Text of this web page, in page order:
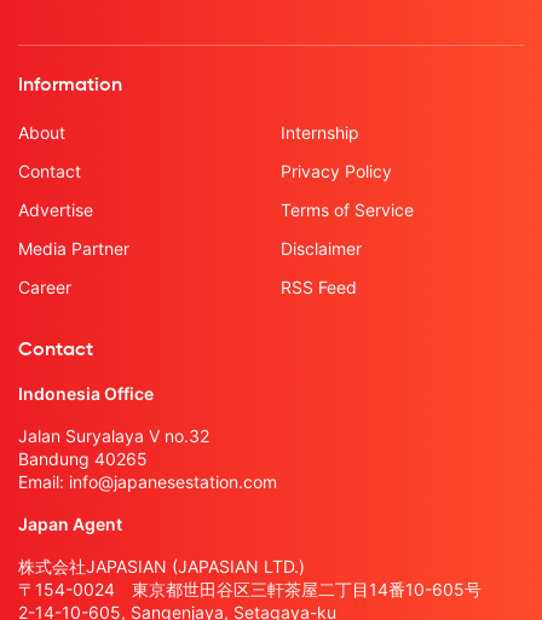
Information
About
Contact
Advertise
Media Partner
Career
Internship
Privacy Policy
Terms of Service
Disclaimer
RSS Feed
Contact
Indonesia Office
Jalan Suryalaya V no.32
Bandung 40265
Email: info@japanesestation.com
Japan Agent
株式会社JAPASIAN (JAPASIAN LTD.)
〒154-0024 東京都世田谷区三軒茶屋二丁目14番10-605号
2-14-10-605, Sangenjaya, Setagaya-ku